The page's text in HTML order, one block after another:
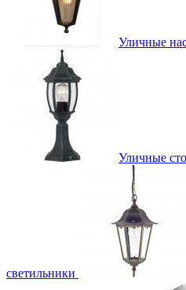
Уличные
Уличные
светильники